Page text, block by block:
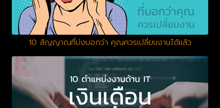
10 สัญญาณที่บ่งบอกว่า คุณควรเปลี่ยนงานได้แล้ว